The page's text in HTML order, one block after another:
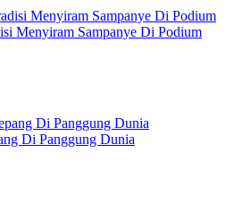
Menyiram Sampanye Di Podium
Di Panggung Dunia